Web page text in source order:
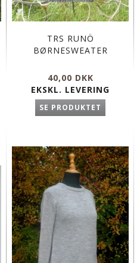
TRS RUNÖ
BØRNESWEATER
40,00 DKK
EKSKL. LEVERING
SE PRODUKTET